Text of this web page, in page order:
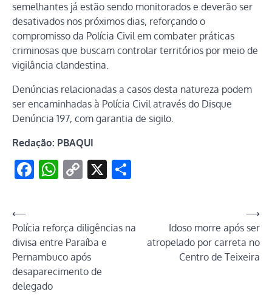
semelhantes já estão sendo monitorados e deverão ser
desativados nos próximos dias, reforçando o
compromisso da Polícia Civil em combater práticas
criminosas que buscam controlar territórios por meio de
vigilância clandestina.
Denúncias relacionadas a casos desta natureza podem
ser encaminhadas à Polícia Civil através do Disque
Denúncia 197, com garantia de sigilo.
Redação: PBAQUI
Facebook
WhatsApp
Copy
X
Navegação
de
Post
⟵
Polícia reforça diligências na
divisa entre Paraíba e
Pernambuco após
desaparecimento de
delegado
Idoso morre após ser
atropelado por carreta no
Centro de Teixeira
⟶